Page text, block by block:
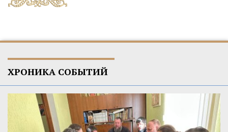
ХРОНИКА СОБЫТИЙ